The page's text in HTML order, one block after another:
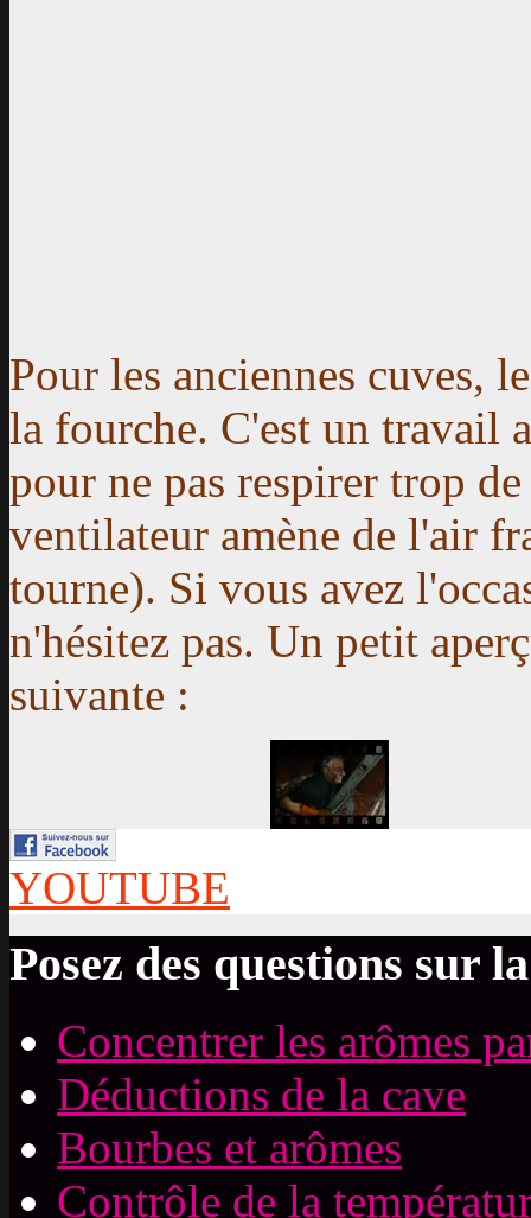
Pour les anciennes cuves,
la fourche. C'est un travail
pour ne pas respirer trop
ventilateur amène de l'air
tourne). Si vous avez
n'hésitez pas. Un petit
suivante :
YOUTUBE
Posez des questions sur
Concentrer les arômes
Déductions de la cave
Bourbes et arômes
Contrôle de la